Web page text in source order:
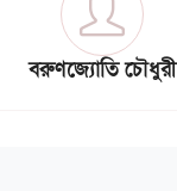
বরুণজ্যোতি চৌধুরী